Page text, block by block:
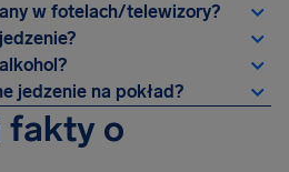
w fotelach/telewizory?
jedzenie na pokład?
fakty o